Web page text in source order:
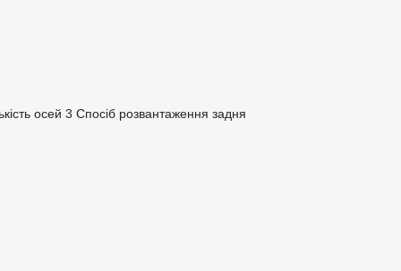
осей 3 Спосіб розвантаження задня